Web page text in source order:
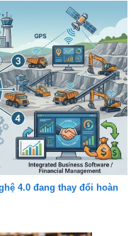
4.0 đang thay đổi hoàn